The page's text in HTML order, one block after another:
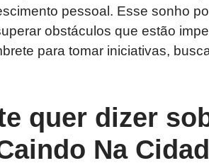
pessoal. Esse sonho
obstáculos que estão
para tomar iniciativas,
quer dizer
Na